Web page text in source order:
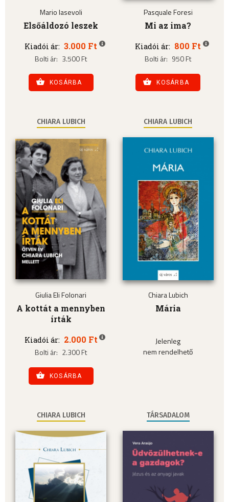
Mario Iasevoli
Elsőáldozó leszek
Kiadói ár: 3.000 Ft
Bolti ár: 3.500 Ft
KOSÁRBA
Pasquale Foresi
Mi az ima?
Kiadói ár: 800 Ft
Bolti ár: 950 Ft
KOSÁRBA
CHIARA LUBICH
Giulia Eli Folonari
A kottát a mennyben
írták
Kiadói ár: 2.000 Ft
Bolti ár: 2.300 Ft
KOSÁRBA
CHIARA LUBICH
Chiara Lubich
Mária
Jelenleg
nem rendelhető
CHIARA LUBICH TÁRSADALOM